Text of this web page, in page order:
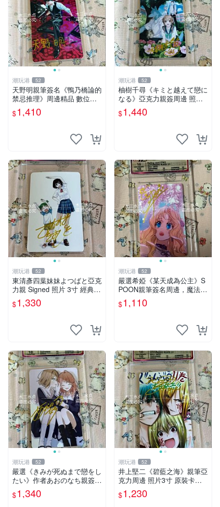
潮玩港 52
天野明親筆簽名《鴨乃橋論的
禁忌推理》周邊精品 數位照
片3寸含原廠卡磚 收藏級品相
推薦珍藏 禁斷推理 亞克力 簽
$1,410
潮玩港 52
柚樹千尋《キミと越えて戀に
なる》亞克力親簽周邊 照片3
寸 原裝卡磚附送 收藏級簽名
推薦 正版相框裝裱 拍賣收藏
$1,440
潮玩港 52
東清彥四葉妹妹よつばと亞克
力親 Signed 照片 3寸 經典收
藏 直營保證 四葉妹妹 よつば
と 作者原稿紙
$1,330
潮玩港 52
嚴選希婭《某天成為公主》S
POON親筆簽名周邊，魔法公
主限量收藏照 3寸照片 原裝
卡紙 希婭 王子 美少女
$1,110
潮玩港 52
嚴選《きみが死ぬまで戀をし
たい》作者あおのなち親簽照
片，3寸尺寸伴裝相框與卡
磚，珍藏推薦 書香、作者簽
$1,340
潮玩港 52
井上堅二《碧藍之海》親筆亞
克力周邊 照片3寸 原裝卡磚
收藏級面簽 碧藍之海 井上堅
二 規章
$1,230